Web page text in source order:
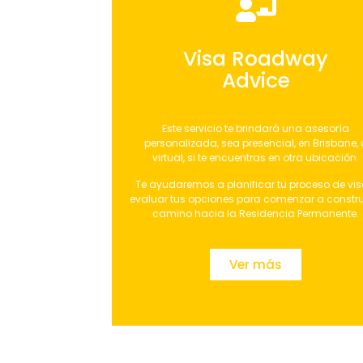
Visa Roadway
Advice
Este servicio te brindará una asesoría
personalizada, sea presencial, en Brisbane,
virtual, si te encuentras en otra ubicación.
Te ayudaremos a planificar tu proceso de
evaluar tus opciones para comenzar a
camino hacia la Residencia Permanente.
Ver más